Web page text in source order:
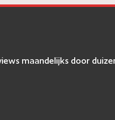
maandelijks door